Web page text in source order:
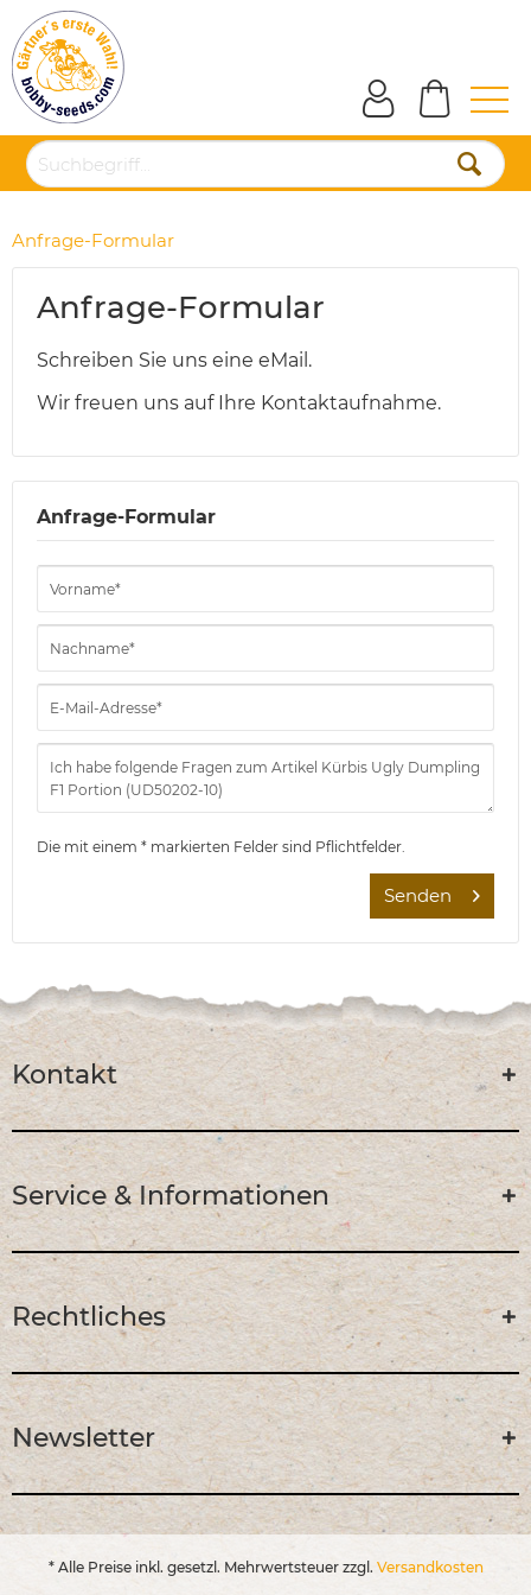
Anfrage-Formular
Anfrage-Formular
Schreiben Sie uns eine eMail.
Wir freuen uns auf Ihre Kontaktaufnahme.
Anfrage-Formular
Die mit einem * markierten Felder sind Pflichtfelder.
Senden
Kontakt
Service & Informationen
Rechtliches
Newsletter
* Alle Preise inkl. gesetzl. Mehrwertsteuer zzgl. Versandkosten